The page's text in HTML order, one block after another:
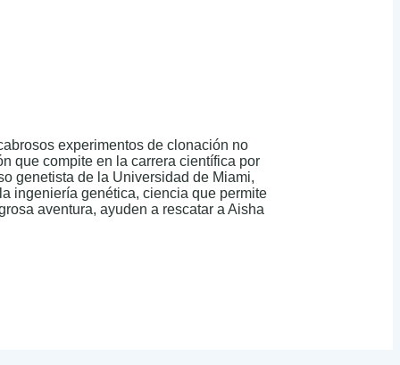
experimentos de clonación no
que compite en la carrera científica por
genetista de la Universidad de Miami,
ingeniería genética, ciencia que permite
aventura, ayuden a rescatar a Aisha